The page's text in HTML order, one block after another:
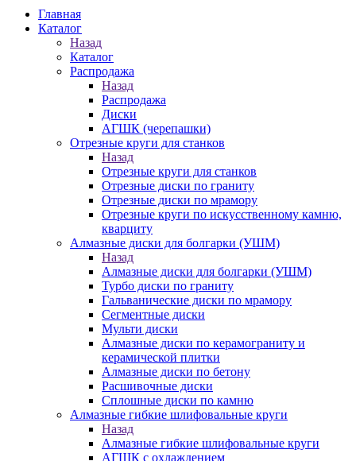
Главная
Каталог
Назад
Каталог
Распродажа
Назад
Распродажа
Диски
АГШК (черепашки)
Отрезные круги для станков
Назад
Отрезные круги для станков
Отрезные диски по граниту
Отрезные диски по мрамору
Отрезные круги по искусственному камню,
кварциту
Алмазные диски для болгарки (УШМ)
Назад
Алмазные диски для болгарки (УШМ)
Турбо диски по граниту
Гальванические диски по мрамору
Сегментные диски
Мульти диски
Алмазные диски по керамограниту и
керамической плитки
Алмазные диски по бетону
Расшивочные диски
Сплошные диски по камню
Алмазные гибкие шлифовальные круги
Назад
Алмазные гибкие шлифовальные круги
АГШК с охлаждением